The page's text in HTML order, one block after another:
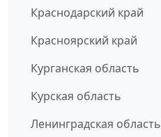
Краснодарский край
Красноярский край
Курганская область
Курская область
Ленинградская область